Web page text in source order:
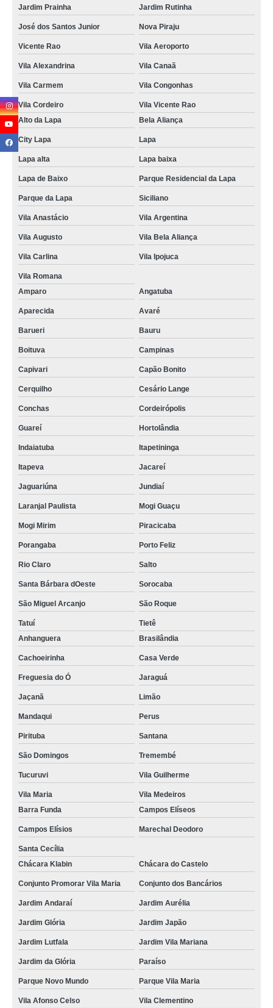
Jardim Prainha Jardim Rutinha
José dos Santos Junior Nova Piraju
Vicente Rao Vila Aeroporto
Vila Alexandrina Vila Canaã
Vila Carmem Vila Congonhas
Vila Cordeiro
Vila Vicente Rao
Alto da Lapa
Bela Aliança
City Lapa Lapa
Lapa alta Lapa baixa
Lapa de Baixo Parque Residencial da Lapa
Parque da Lapa Siciliano
Vila Anastácio Vila Argentina
Vila Augusto Vila Bela Aliança
Vila Carlina Vila Ipojuca
Vila Romana
Amparo
Angatuba
Aparecida Avaré
Barueri Bauru
Boituva Campinas
Capivari Capão Bonito
Cerquilho Cesário Lange
Conchas Cordeirópolis
Guareí Hortolândia
Indaiatuba Itapetininga
Itapeva Jacareí
Jaguariúna Jundiaí
Laranjal Paulista Mogi Guaçu
Mogi Mirim Piracicaba
Porangaba Porto Feliz
Rio Claro Salto
Santa Bárbara dOeste Sorocaba
São Miguel Arcanjo São Roque
Tatuí
Tietê
Anhanguera
Brasilândia
Cachoeirinha Casa Verde
Freguesia do Ó Jaraguá
Jaçanã Limão
Mandaqui Perus
Pirituba Santana
São Domingos Tremembé
Tucuruvi Vila Guilherme
Vila Maria
Vila Medeiros
Barra Funda
Campos Elíseos
Campos Elísios Marechal Deodoro
Santa Cecília
Chácara Klabin
Chácara do Castelo
Conjunto Promorar Vila Maria Conjunto dos Bancários
Jardim Andaraí Jardim Aurélia
Jardim Glória Jardim Japão
Jardim Lutfala Jardim Vila Mariana
Jardim da Glória Paraíso
Parque Novo Mundo Parque Vila Maria
Vila Afonso Celso Vila Clementino